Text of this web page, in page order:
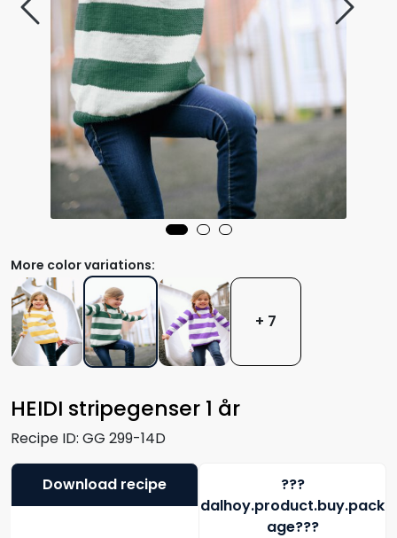
HEIDI stripegenser 1 år
Recipe ID: GG 299-14D
More color variations:
+ 7
Download recipe
???
dalhoy.product.buy.pack
age???